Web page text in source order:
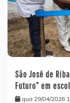
São José de
Futuro” em
qua 29/04/2026